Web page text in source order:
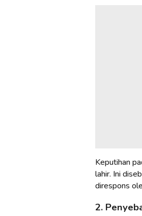
Keputihan
lahir. Ini
direspons
2.